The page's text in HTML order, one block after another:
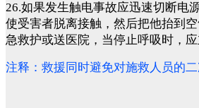
26.如果发生触电事故应迅速切断电
使受害者脱离接触，然后把他抬到
急救护或送医院，当停止呼吸时，应
注释：救援同时避免对施救人员的二